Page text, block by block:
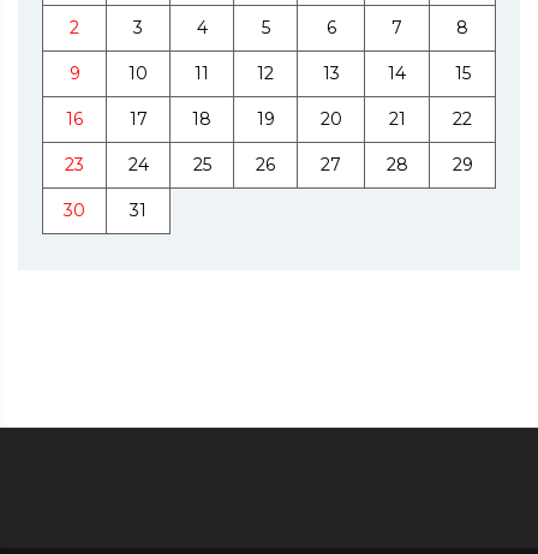
2 3 4 5 6 7 8
9 10 11 12 13 14 15
16 17 18 19 20 21 22
23 24 25 26 27 28 29
30 31